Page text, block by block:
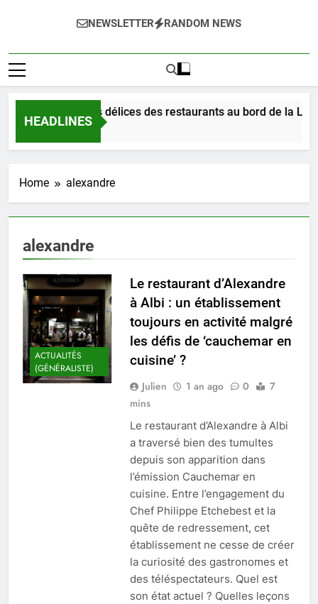
NEWSLETTER RANDOM NEWS
HEADLINES
Dégustez les délices des restaurants au bord de la
3 Jours Ago
Home alexandre
alexandre
ACTUALITÉS
(GÉNÉRALISTE)
Le restaurant d’Alexandre
à Albi : un établissement
toujours en activité malgré
les défis de ‘cauchemar en
cuisine’ ?
Julien 1 an ago 0
7
mins
Le restaurant d’Alexandre à Albi
a traversé bien des tumultes
depuis son apparition dans
l’émission Cauchemar en
cuisine. Entre l’engagement du
Chef Philippe Etchebest et la
quête de redressement, cet
établissement ne cesse de créer
la curiosité des gastronomes et
des téléspectateurs. Quel est
son état actuel ? Quelles leçons